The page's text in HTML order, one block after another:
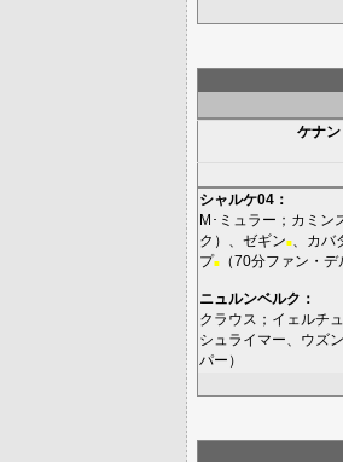
ケナ
シャルケ04 ：
M･ミュラー ； カミン
ク ）、 ゼギン■ カバ
プ■ （70分ファン・デ
ニュルンベルク ：
クラウス ； イェルチュ
シュライマー
ウズン
パー ）